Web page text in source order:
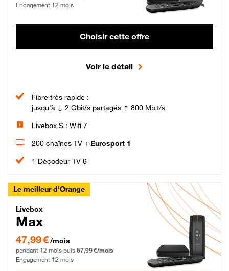
Engagement 12 mois
Choisir cette offre
Voir le détail
Fibre très rapide :
jusqu'à ↓ 2 Gbit/s partagés ↑ 800 Mbit/s
Livebox S : Wifi 7
200 chaînes TV + Eurosport 1
1 Décodeur TV 6
Le meilleur d'Orange
Livebox Max Fibre
Livebox
Max
47,99 € par mois pendant 12 mois puis 57,99 € par mois, Engagement 12 mois
47,99 €/mois
pendant 12 mois puis 57,99 €/mois
Engagement 12 mois